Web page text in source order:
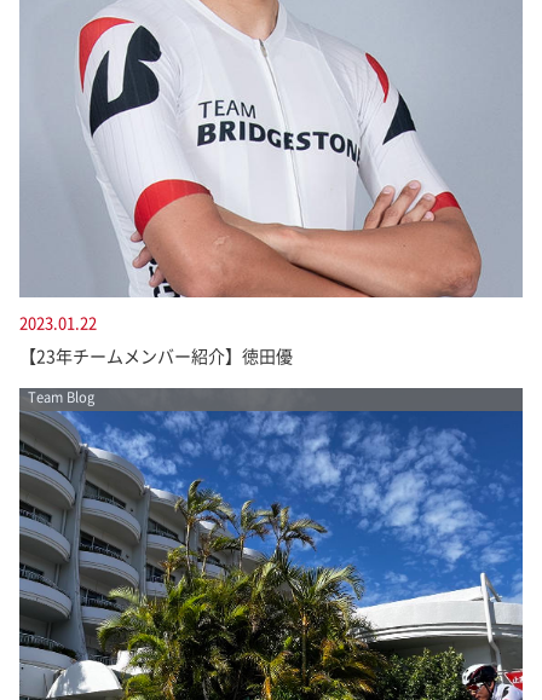
2023.01.22
【23年チームメンバー紹介】徳田優
Team Blog